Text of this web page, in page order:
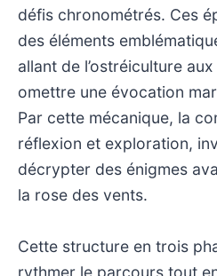
défis chronométrés. Ces
des éléments
allant de l’ostréiculture
omettre une évocation
Par cette mécanique, la
réflexion et exploration,
décrypter des énigmes
la rose des vents.
Cette structure en trois
rythmer le parcours tout